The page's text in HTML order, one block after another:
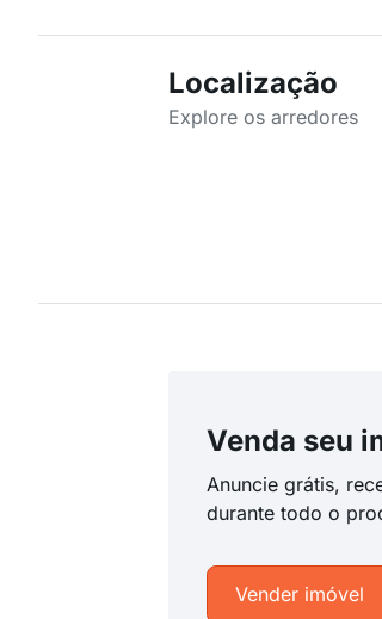
Localização
Explore os arredores
Venda seu
Anuncie grátis,
durante todo o
Vender imóvel